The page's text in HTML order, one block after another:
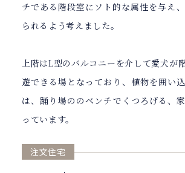
チである階段室にソト的な属性を与え
られるよう考えました。
上階はL型のバルコニーを介して愛犬が
遊できる場となっており、植物を囲い
は、踊り場ののベンチでくつろげる、
っています。
注文住宅